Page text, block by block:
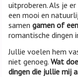
uitproberen. Als je
een mooi en
samengamen of
romantische dingen
Jullie voelen hem
niet genoeg.Wat
dingen die jullie mij